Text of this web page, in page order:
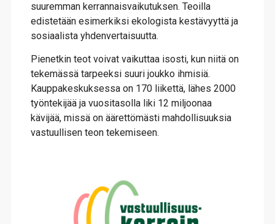
suuremman kerrannaisvaikutuksen. Teoilla
edistetään esimerkiksi ekologista kestävyyttä ja
sosiaalista yhdenvertaisuutta.
Pienetkin teot voivat vaikuttaa isosti, kun niitä on
tekemässä tarpeeksi suuri joukko ihmisiä.
Kauppakeskuksessa on 170 liikettä, lähes 2000
työntekijää ja vuositasolla liki 12 miljoonaa
kävijää, missä on äärettömästi mahdollisuuksia
vastuullisen teon tekemiseen.